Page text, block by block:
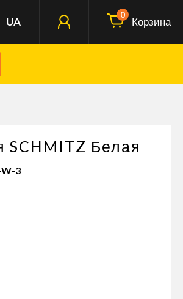
UA
0
Корзина
SCHMITZ Белая
W-3